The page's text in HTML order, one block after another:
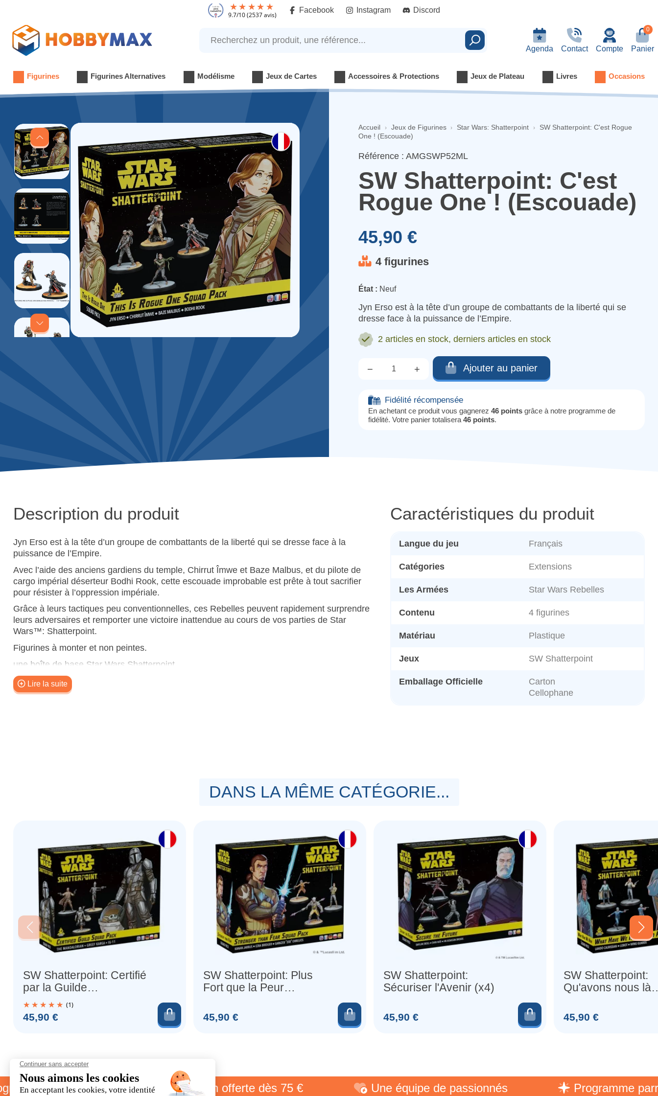
9.7 (2537 avis)
Facebook Instagram Discord
Agenda Contact
Recherchez un produit, une référence...
Rechercher Compte
0
Panier
Figurines Figurines Alternatives Modélisme Jeux de Cartes Accessoires & Protections Jeux de Plateau Livres Occasions
Accueil Jeux de Figurines Star Wars: Shatterpoint
SW Shatterpoint: C'est Rogue
One ! (Escouade)
Référence : AMGSWP52ML
SW Shatterpoint: C'est
Rogue One ! (Escouade)
45,90 €
4 figurines
État : Neuf
Jyn Erso est à la tête d’un groupe de combattants de la liberté qui se
dresse face à la puissance de l’Empire.
2 articles en stock, derniers articles en stock
− + Ajouter au panier
Fidélité récompensée
En achetant ce produit vous gagnerez 46 points grâce à notre programme de
fidélité. Votre panier totalisera 46 points.
Description du produit
Jyn Erso est à la tête d’un groupe de combattants de la liberté qui se dresse face à la
puissance de l’Empire.
Avec l’aide des anciens gardiens du temple, Chirrut Îmwe et Baze Malbus, et du pilote de
cargo impérial déserteur Bodhi Rook, cette escouade improbable est prête à tout sacrifier
pour résister à l’oppression impériale.
Grâce à leurs tactiques peu conventionnelles, ces Rebelles peuvent rapidement surprendre
leurs adversaires et remporter une victoire inattendue au cours de vos parties de Star
Wars™: Shatterpoint.
Figurines à monter et non peintes.
une boîte de base Star Wars Shatterpoint.
Contenu :
Lire la suite
Caractéristiques du produit
Langue du jeu Français
Catégories Extensions
Les Armées Star Wars Rebelles
Contenu 4 figurines
Matériau Plastique
Jeux SW Shatterpoint
Emballage Officielle
Carton
Cellophane
DANS LA MÊME CATÉGORIE...
SW Shatterpoint: Certifié
par la Guilde
(Escouade)
(1)
Prix
45,90 € Ajouter au panier
SW Shatterpoint: Plus
Fort que la Peur
Prix
45,90 € Ajouter au panier
SW Shatterpoint:
Sécuriser l'Avenir (x4)
Prix
45,90 € Ajouter au panier
SW Shatterpoint:
Qu'avons nous là
Prix
45,90 €
parrainage Livraison offerte dès 75 € Une équipe de passionnés Programme